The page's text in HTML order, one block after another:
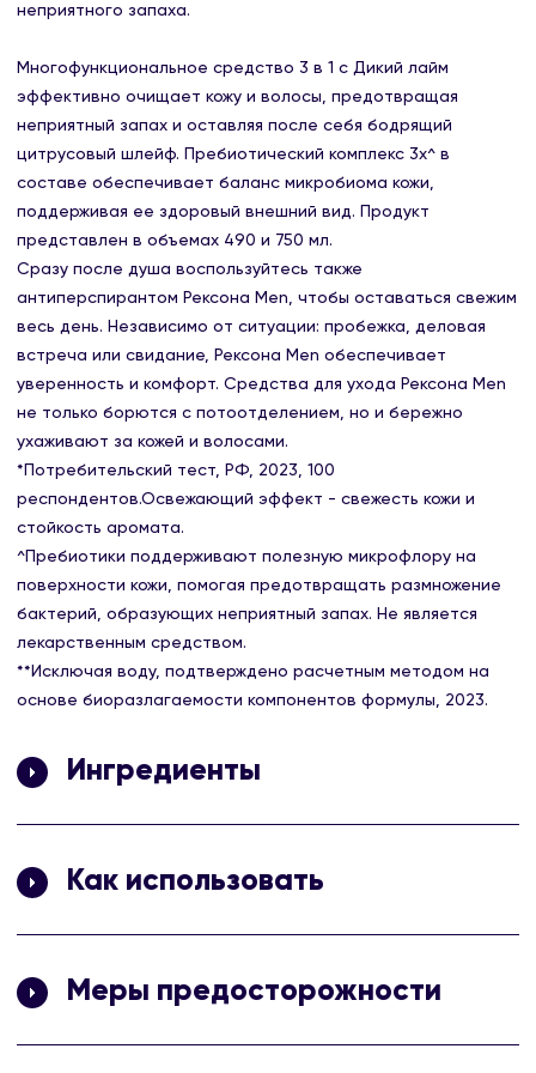
неприятного запаха.
Многофункциональное средство 3 в 1 с Дикий лайм
эффективно очищает кожу и волосы, предотвращая
неприятный запах и оставляя после себя бодрящий
цитрусовый шлейф. Пребиотический комплекс 3x^ в
составе обеспечивает баланс микробиома кожи,
поддерживая ее здоровый внешний вид. Продукт
представлен в объемах 490 и 750 мл.
Сразу после душа воспользуйтесь также
антиперспирантом Рексона Men, чтобы оставаться свежим
весь день. Независимо от ситуации: пробежка, деловая
встреча или свидание, Рексона Men обеспечивает
уверенность и комфорт. Средства для ухода Рексона Men
не только борются с потоотделением, но и бережно
ухаживают за кожей и волосами.
*Потребительский тест, РФ, 2023, 100
респондентов.Освежающий эффект - свежесть кожи и
стойкость аромата.
^Пребиотики поддерживают полезную микрофлору на
поверхности кожи, помогая предотвращать размножение
бактерий, образующих неприятный запах. Не является
лекарственным средством.
**Исключая воду, подтверждено расчетным методом на
основе биоразлагаемости компонентов формулы, 2023.
Ингредиенты
Cocamidopropyl Betaine, Inulin^, Lactic Acid^, Citric Acid,
Disodium EDTA, Parfum, PPG-8, Sodium Benzoate, Sodium
Как использовать
водой и распределите по всему телу, после чего смойте
пену водой. Можете использовать этот гель как средство
Меры предосторожности